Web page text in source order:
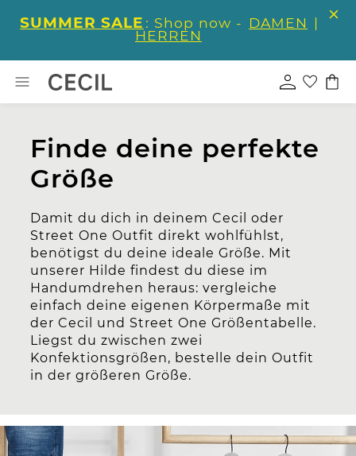
SUMMER SALE : Shop now - DAMEN |
HERREN
Finde deine perfekte
Größe
Damit du dich in deinem Cecil oder
Street One Outfit direkt wohlfühlst,
benötigst du deine ideale Größe. Mit
unserer Hilde findest du diese im
Handumdrehen heraus: vergleiche
einfach deine eigenen Körpermaße mit
der Cecil und Street One Größentabelle.
Liegst du zwischen zwei
Konfektionsgrößen, bestelle dein Outfit
in der größeren Größe.